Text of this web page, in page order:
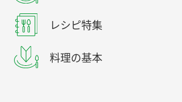
レシピ特集
料理の基本